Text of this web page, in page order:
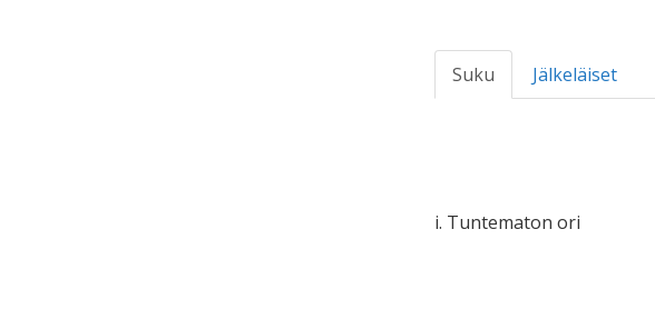
Suku Jälkeläiset
i. Tuntematon ori